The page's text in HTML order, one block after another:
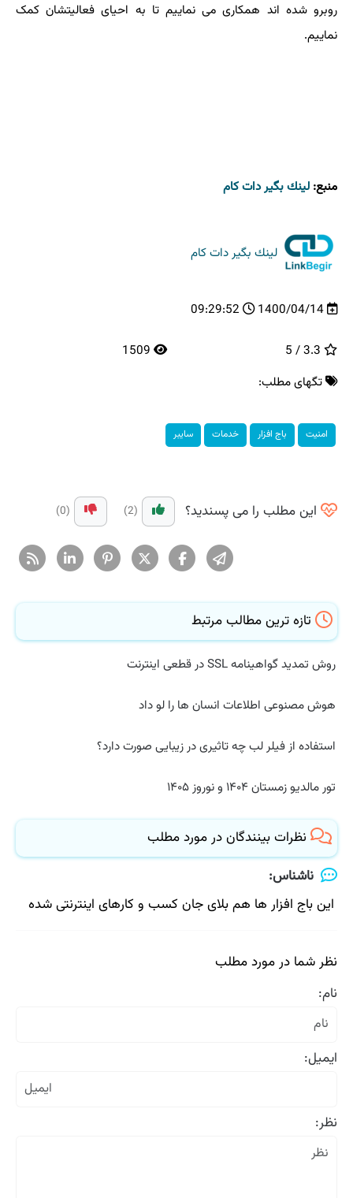
روبرو شده اند همکاری می نماییم تا به احیای فعالیتشان کمک
نماییم.
منبع: لینك بگیر دات كام
لینك بگیر دات كام
1400/04/14
09:29:52
تگهای مطلب:
امنیت باج افزار خدمات سایبر
این مطلب را می پسندید؟ (2)
(0)
تازه ترین مطالب مرتبط
روش تمدید گواهینامه SSL در قطعی اینترنت
هوش مصنوعی اطلاعات انسان ها را لو داد
استفاده از فیلر لب چه تاثیری در زیبایی صورت دارد؟
تور مالدیو زمستان ۱۴۰۴ و نوروز ۱۴۰۵
نظرات بینندگان در مورد مطلب
ناشناس:
این باج افزار ها هم بلای جان کسب و کارهای اینترنتی شده
نظر شما در مورد مطلب
نام:
ایمیل:
نظر: